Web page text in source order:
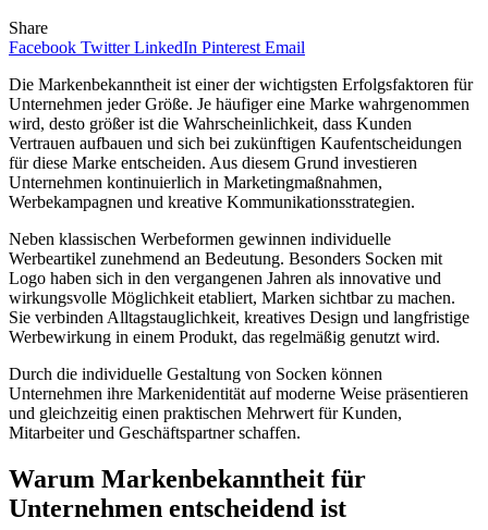
Share
Facebook Twitter LinkedIn Pinterest Email
Die Markenbekanntheit ist einer der wichtigsten Erfolgsfaktoren für
Unternehmen jeder Größe. Je häufiger eine Marke wahrgenommen
wird, desto größer ist die Wahrscheinlichkeit, dass Kunden
Vertrauen aufbauen und sich bei zukünftigen Kaufentscheidungen
für diese Marke entscheiden. Aus diesem Grund investieren
Unternehmen kontinuierlich in Marketingmaßnahmen,
Werbekampagnen und kreative Kommunikationsstrategien.
Neben klassischen Werbeformen gewinnen individuelle
Werbeartikel zunehmend an Bedeutung. Besonders Socken mit
Logo haben sich in den vergangenen Jahren als innovative und
wirkungsvolle Möglichkeit etabliert, Marken sichtbar zu machen.
Sie verbinden Alltagstauglichkeit, kreatives Design und langfristige
Werbewirkung in einem Produkt, das regelmäßig genutzt wird.
Durch die individuelle Gestaltung von Socken können
Unternehmen ihre Markenidentität auf moderne Weise präsentieren
und gleichzeitig einen praktischen Mehrwert für Kunden,
Mitarbeiter und Geschäftspartner schaffen.
Warum Markenbekanntheit für
Unternehmen entscheidend ist